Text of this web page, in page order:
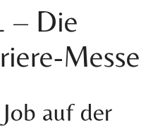
– Die
Messe
auf der